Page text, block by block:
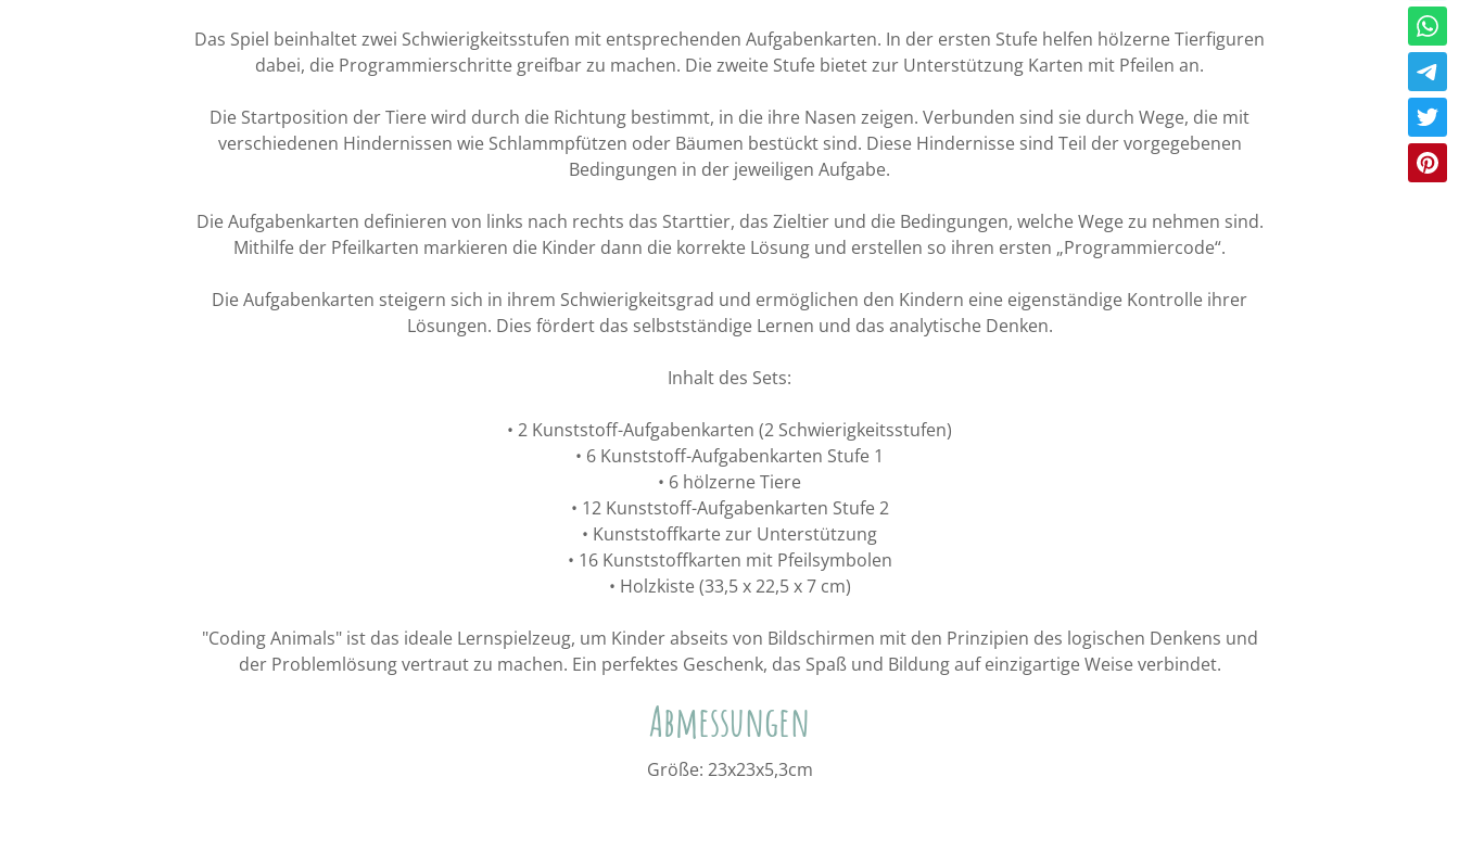
Das Spiel beinhaltet zwei Schwierigkeitsstufen mit entsprechenden Aufgabenkarten. In der ersten Stufe helfen hölzerne Tierfiguren
dabei, die Programmierschritte greifbar zu machen. Die zweite Stufe bietet zur Unterstützung Karten mit Pfeilen an.
Die Startposition der Tiere wird durch die Richtung bestimmt, in die ihre Nasen zeigen. Verbunden sind sie durch Wege, die mit
verschiedenen Hindernissen wie Schlammpfützen oder Bäumen bestückt sind. Diese Hindernisse sind Teil der vorgegebenen
Bedingungen in der jeweiligen Aufgabe.
Die Aufgabenkarten definieren von links nach rechts das Starttier, das Zieltier und die Bedingungen, welche Wege zu nehmen sind.
Mithilfe der Pfeilkarten markieren die Kinder dann die korrekte Lösung und erstellen so ihren ersten „Programmiercode“.
Die Aufgabenkarten steigern sich in ihrem Schwierigkeitsgrad und ermöglichen den Kindern eine eigenständige Kontrolle ihrer
Lösungen. Dies fördert das selbstständige Lernen und das analytische Denken.
Inhalt des Sets:
• 2 Kunststoff-Aufgabenkarten (2 Schwierigkeitsstufen)
• 6 Kunststoff-Aufgabenkarten Stufe 1
• 6 hölzerne Tiere
• 12 Kunststoff-Aufgabenkarten Stufe 2
• Kunststoffkarte zur Unterstützung
• 16 Kunststoffkarten mit Pfeilsymbolen
• Holzkiste (33,5 x 22,5 x 7 cm)
"Coding Animals" ist das ideale Lernspielzeug, um Kinder abseits von Bildschirmen mit den Prinzipien des logischen Denkens und
der Problemlösung vertraut zu machen. Ein perfektes Geschenk, das Spaß und Bildung auf einzigartige Weise verbindet.
Abmessungen
Größe: 23x23x5,3cm